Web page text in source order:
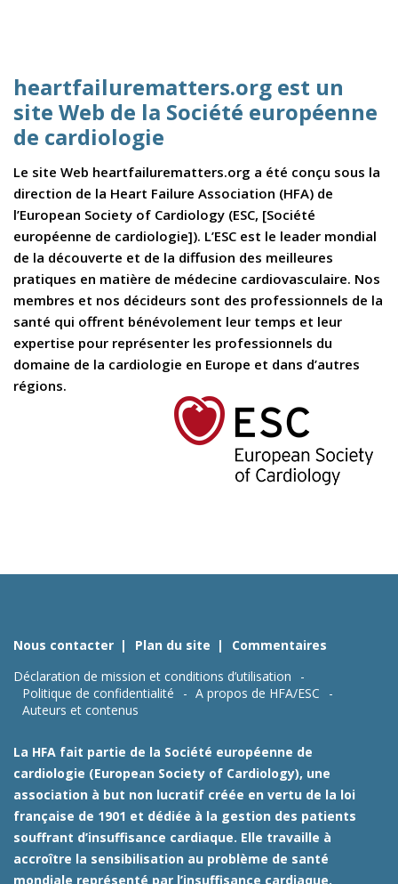
heartfailurematters.org est un
site Web de la Société européenne
de cardiologie
Le site Web heartfailurematters.org a été conçu sous la
direction de la Heart Failure Association (HFA) de
l’European Society of Cardiology (ESC, [Société
européenne de cardiologie]). L’ESC est le leader mondial
de la découverte et de la diffusion des meilleures
pratiques en matière de médecine cardiovasculaire. Nos
membres et nos décideurs sont des professionnels de la
santé qui offrent bénévolement leur temps et leur
expertise pour représenter les professionnels du
domaine de la cardiologie en Europe et dans d’autres
régions.
Nous contacter Plan du site
Commentaires
Déclaration de mission et conditions d’utilisation
Politique de confidentialité
A propos de HFA/ESC
Auteurs et contenus
La HFA fait partie de la Société européenne de
cardiologie (European Society of Cardiology), une
association à but non lucratif créée en vertu de la loi
française de 1901 et dédiée à la gestion des patients
souffrant d’insuffisance cardiaque. Elle travaille à
accroître la sensibilisation au problème de santé
mondiale représenté par l’insuffisance cardiaque.